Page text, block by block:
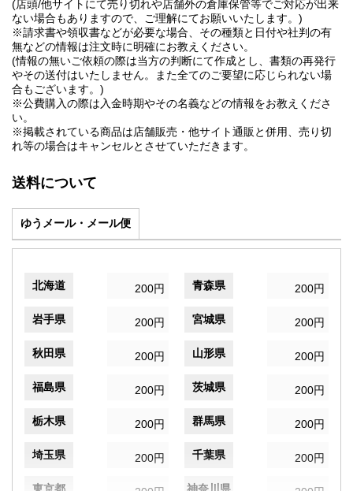
(店頭/他サイトにて売り切れや店舗外の倉庫保管等でご対応が出来
ない場合もありますので、ご理解にてお願いいたします。)
※請求書や領収書などが必要な場合、その種類と日付や社判の有
無などの情報は注文時に明確にお教えください。
(情報の無いご依頼の際は当方の判断にて作成とし、書類の再発行
やその送付はいたしません。また全てのご要望に応じられない場
合もございます。)
※公費購入の際は入金時期やその名義などの情報をお教えくださ
い。
※掲載されている商品は店舗販売・他サイト通販と併用、売り切
れ等の場合はキャンセルとさせていただきます。
送料について
ゆうメール・メール便
北海道 200円 青森県 200円
岩手県 200円 宮城県 200円
秋田県 200円 山形県 200円
福島県 200円 茨城県 200円
栃木県 200円 群馬県 200円
埼玉県 200円 千葉県 200円